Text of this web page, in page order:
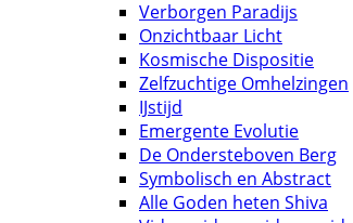
Verborgen Paradijs
Onzichtbaar Licht
Kosmische Dispositie
Zelfzuchtige Omhelzingen
IJstijd
Emergente Evolutie
De Ondersteboven Berg
Symbolisch en Abstract
Alle Goden heten Shiva